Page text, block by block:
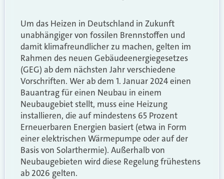
Um das Heizen in Deutschland in Zukunft
unabhängiger von fossilen Brennstoffen und
damit klimafreundlicher zu machen, gelten im
Rahmen des neuen Gebäudeenergiegesetzes
(GEG) ab dem nächsten Jahr verschiedene
Vorschriften. Wer ab dem 1. Januar 2024 einen
Bauantrag für einen Neubau in einem
Neubaugebiet stellt, muss eine Heizung
installieren, die auf mindestens 65 Prozent
Erneuerbaren Energien basiert (etwa in Form
einer elektrischen Wärmepumpe oder auf der
Basis von Solarthermie). Außerhalb von
Neubaugebieten wird diese Regelung frühestens
ab 2026 gelten.